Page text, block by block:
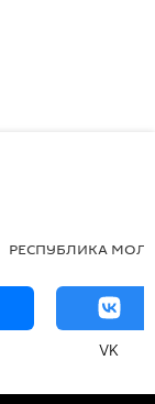
РЕСПУБЛИКА
VK